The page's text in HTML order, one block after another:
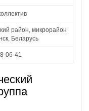
район, микрорайон
Беларусь
06-41